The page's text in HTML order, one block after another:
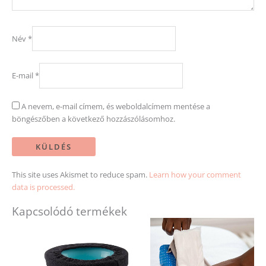
Név*
E-mail *
A nevem, e-mail címem, és weboldalcímem mentése a
böngészőben a következő hozzászólásomhoz.
This site uses Akismet to reduce spam. Learn how your comment
data is processed.
Kapcsolódó termékek
a
terméknek
több